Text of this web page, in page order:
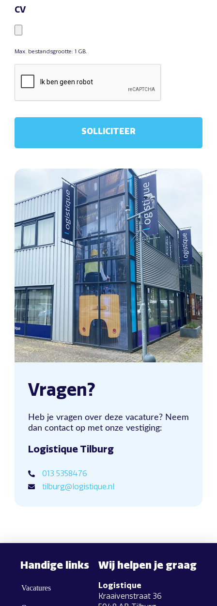
CV
Max. bestandsgrootte: 1 GB.
Vragen?
Heb je vragen over deze vacature? Neem
dan contact op met onze vestiging:
Logistique Tilburg
013 5358476
tilburg@logistique.nl
Handige links
Vacatures
Wij helpen je graag
Logistique
Kraaivenstraat 36